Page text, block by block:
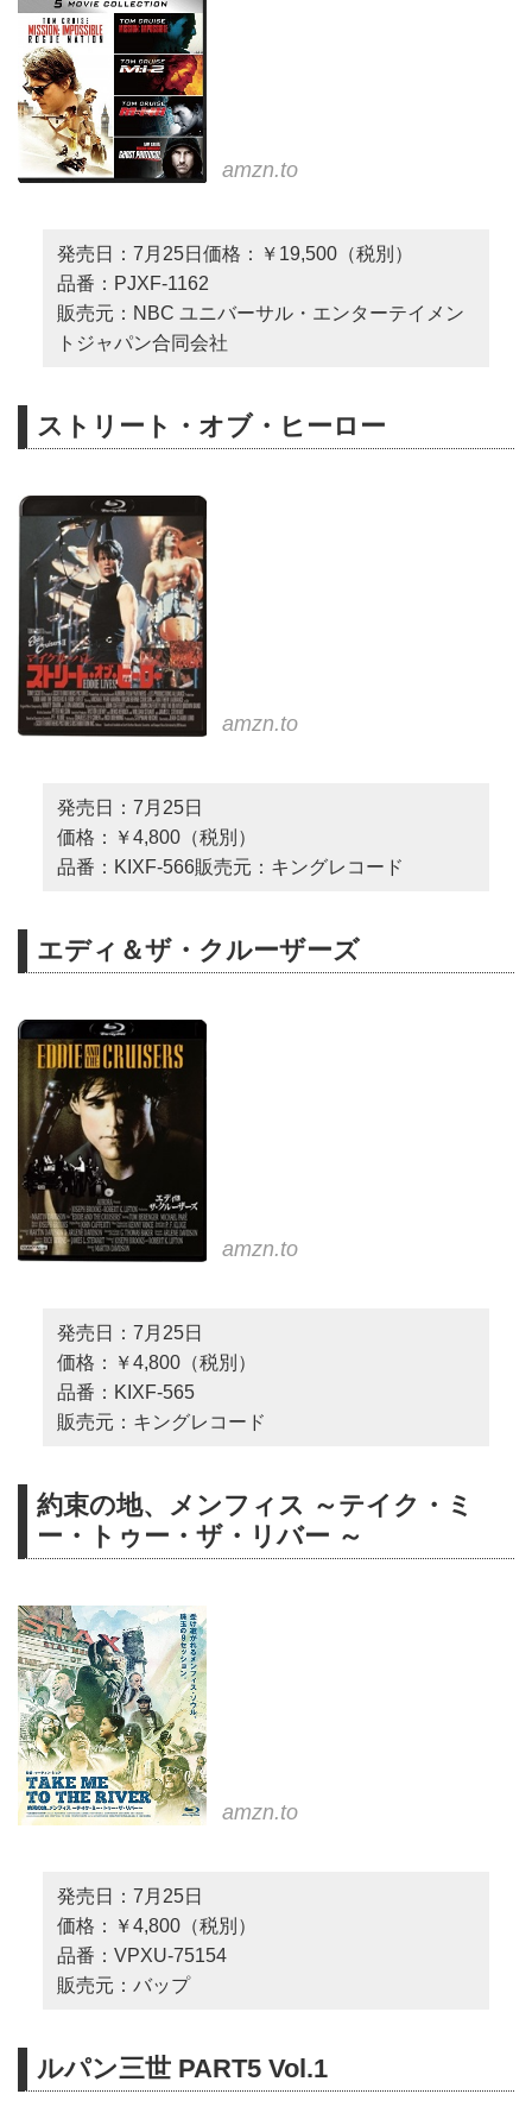
amzn.to
発売日：7月25日価格：￥19,500（税別）
品番：PJXF-1162
販売元：NBC ユニバーサル・エンターテイメン
トジャパン合同会社
ストリート・オブ・ヒーロー
amzn.to
発売日：7月25日
価格：￥4,800（税別）
品番：KIXF-566販売元：キングレコード
エディ＆ザ・クルーザーズ
amzn.to
発売日：7月25日
価格：￥4,800（税別）
品番：KIXF-565
販売元：キングレコード
約束の地、メンフィス ～テイク・ミ
ー・トゥー・ザ・リバー ～
amzn.to
発売日：7月25日
価格：￥4,800（税別）
品番：VPXU-75154
販売元：バップ
ルパン三世 PART5 Vol.1